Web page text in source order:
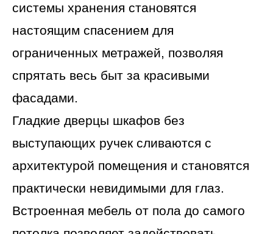
системы хранения становятся
настоящим спасением для
ограниченных метражей, позволяя
спрятать весь быт за красивыми
фасадами.
Гладкие дверцы шкафов без
выступающих ручек сливаются с
архитектурой помещения и становятся
практически невидимыми для глаз.
Встроенная мебель от пола до самого